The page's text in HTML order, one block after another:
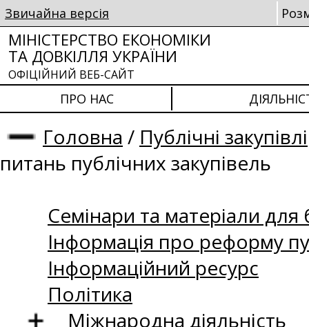
Звичайна версія
МІНІСТЕРСТВО ЕКОНОМІКИ
ТА ДОВКІЛЛЯ УКРАЇНИ
ОФІЦІЙНИЙ ВЕБ-САЙТ
ПРО НАС
Головна / Публічні закупівлі
питань публічних закупівель
Семінари та матеріали для
Інформація про реформу
Інформаційний ресурс
Політика
Міжнародна діяльність